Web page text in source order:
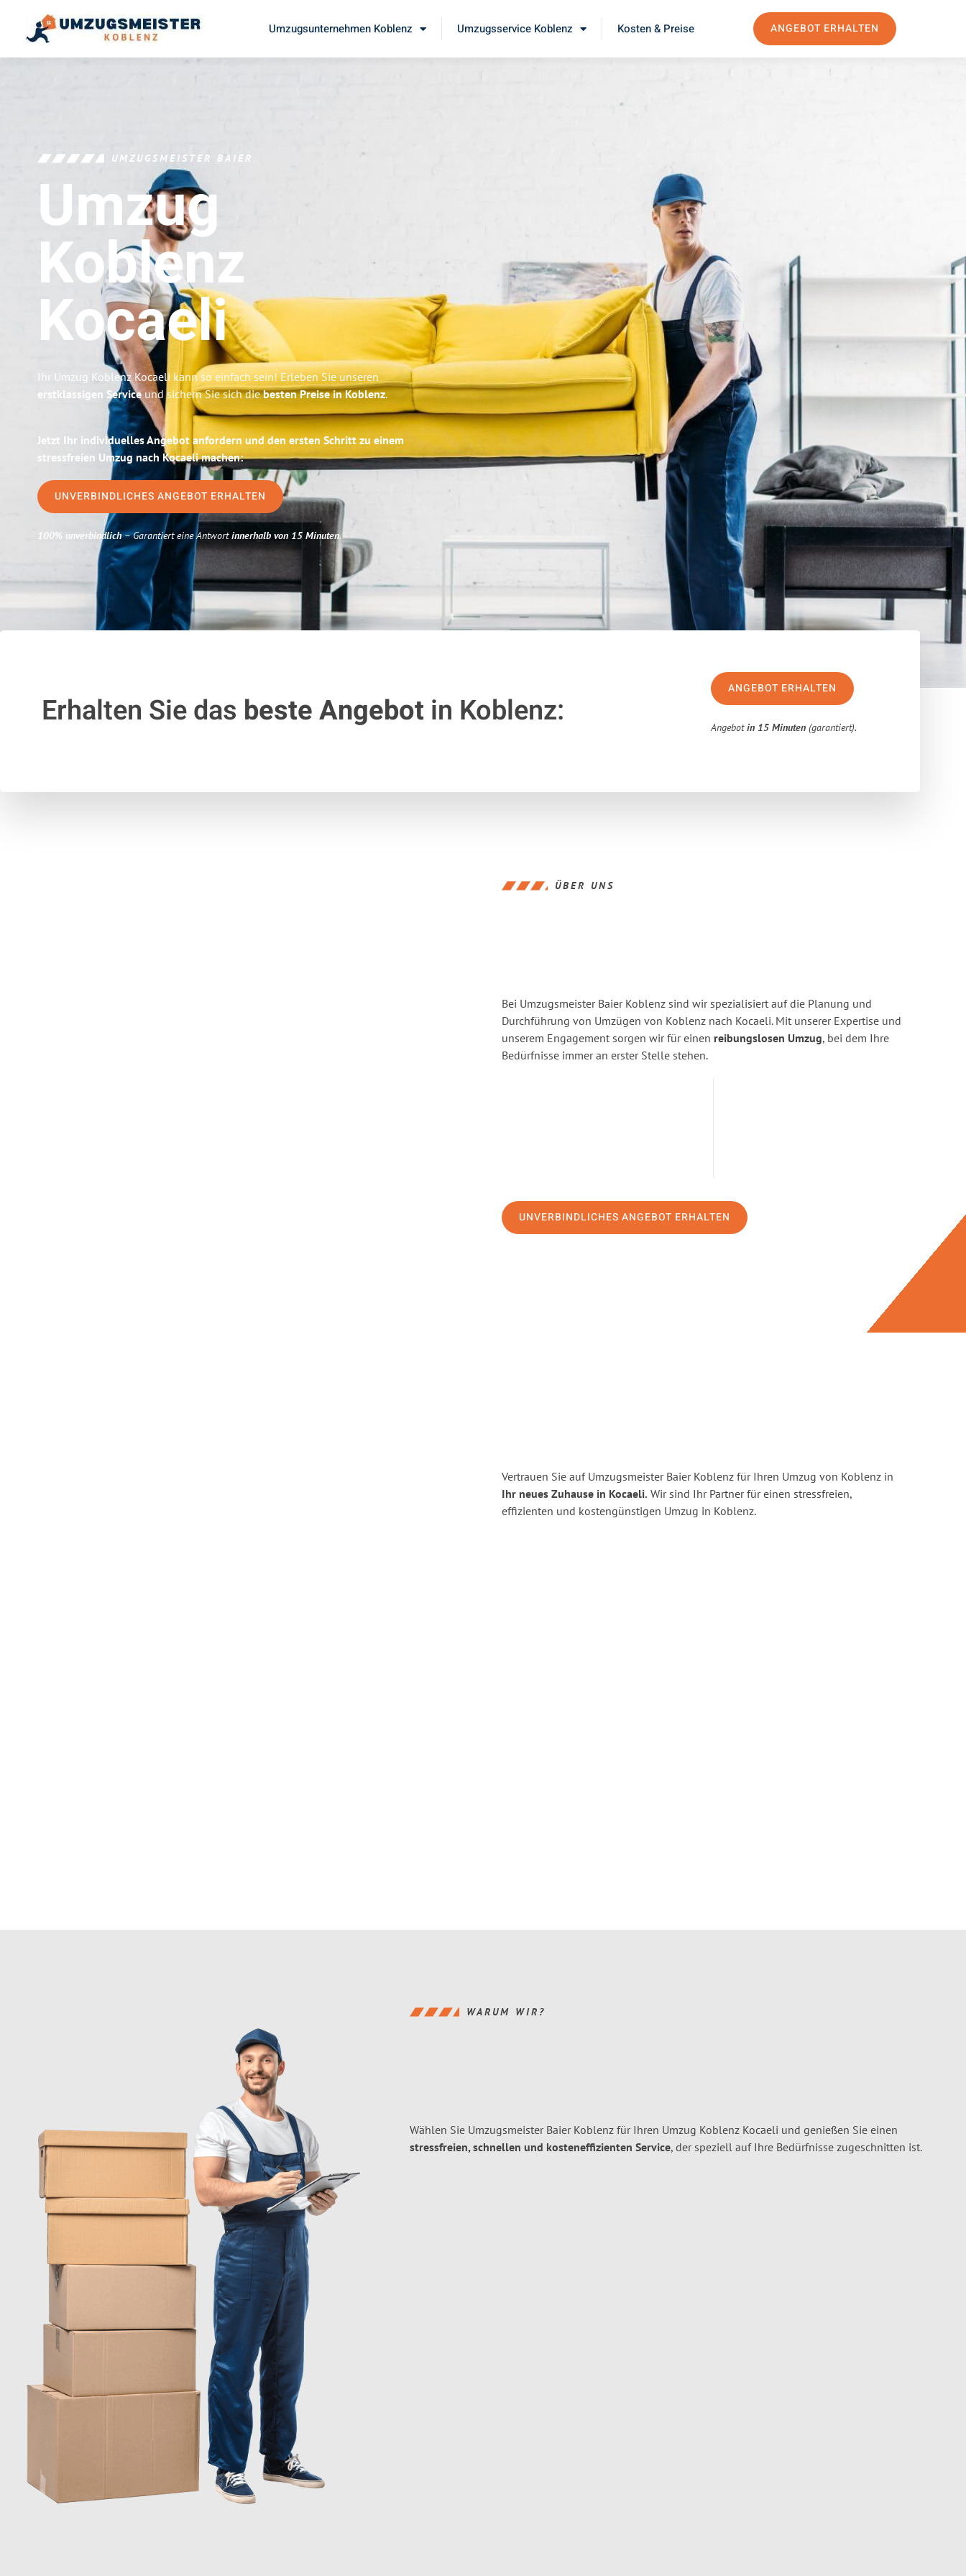
Umzugsunternehmen Koblenz Umzugsservice Koblenz Kosten & Preise ANGEBOT ERHALTEN
UMZUGSMEISTER BAIER
Umzug
Koblenz
Kocaeli
Ihr Umzug Koblenz Kocaeli kann so einfach sein! Erleben Sie unseren
erstklassigen Serviceund sichern Sie sich diebesten Preise in Koblenz.
Jetzt Ihr individuelles Angebot anfordern und den ersten Schritt zu einem
stressfreien Umzug nach Kocaeli machen:
UNVERBINDLICHES ANGEBOT ERHALTEN
100% unverbindlich– Garantiert eine Antwortinnerhalb von 15 Minuten.
Erhalten Sie das beste Angebotin Koblenz:
ANGEBOT ERHALTEN
Angebotin 15 Minuten (garantiert).
ÜBER UNS
Bei Umzugsmeister Baier Koblenz sind wir spezialisiert auf die Planung und
Durchführung von Umzügen von Koblenz nach Kocaeli. Mit unserer Expertise und
unserem Engagement sorgen wir für einen reibungslosen Umzug, bei dem Ihre
Bedürfnisse immer an erster Stelle stehen.
UNVERBINDLICHES ANGEBOT ERHALTEN
Vertrauen Sie auf Umzugsmeister Baier Koblenz für Ihren Umzug von Koblenz in
Ihr neues Zuhause in Kocaeli. Wir sind Ihr Partner für einen stressfreien,
effizienten und kostengünstigen Umzug in Koblenz.
WARUM WIR?
Wählen Sie Umzugsmeister Baier Koblenz für Ihren Umzug Koblenz Kocaeli und genießen Sie einen
stressfreien, schnellen und kosteneffizienten Service, der speziell auf Ihre Bedürfnisse zugeschnitten ist.